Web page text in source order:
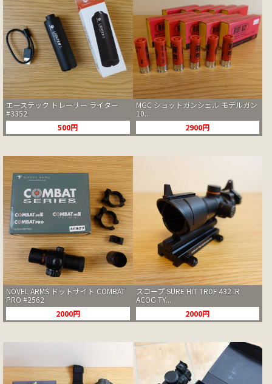
エーステック トレーサー ライター
#3352
500円
MGC ショットガンシェル モデルガン
10...
2900円
NOVEL ARMS ドットサイト COMBAT
PRO #2562
2000円
スコープ SURE HIT TRDF 432 IR
ACOG TY...
2000円